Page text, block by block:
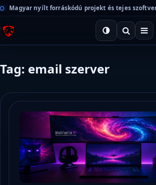
Magyar nyílt forráskódú projekt és tejes
Tag: email szerver